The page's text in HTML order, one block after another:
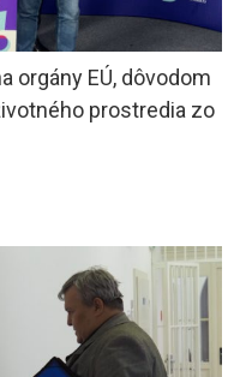
orgány EÚ, dôvodom
prostredia zo